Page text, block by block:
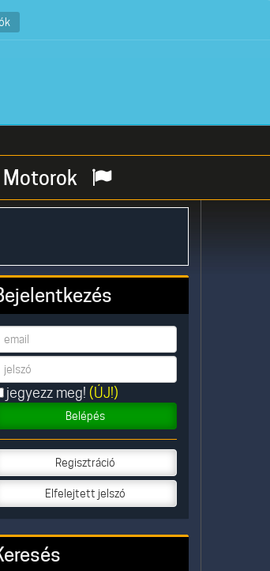
Motorok
jegyezz meg! (ÚJ!)
Belépés
Regisztráció
Elfelejtett jelszó